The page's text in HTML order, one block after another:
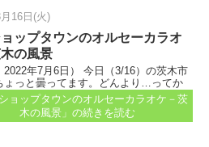
16日(火)
ップタウンのオルセーカラオ
の風景
年7月6日） 今日（3/16）の茨木市
ょっと曇ってます。どんより…ってか
ないんですけど、花粉？ 先日、JR茨木
ルセーカラオケが閉店していた、と読
らコメントが届きました...
ショップタウンのオルセーカラオケ－茨
木の風景」 の続きを読む